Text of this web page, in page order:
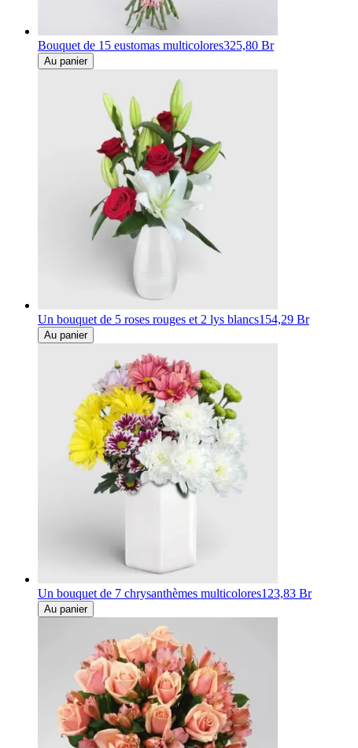
Bouquet de 15 eustomas multicolores325,80 Br
Au panier
Un bouquet de 5 roses rouges et 2 lys blancs154,29 Br
Au panier
Un bouquet de 7 chrysanthèmes multicolores123,83 Br
Au panier